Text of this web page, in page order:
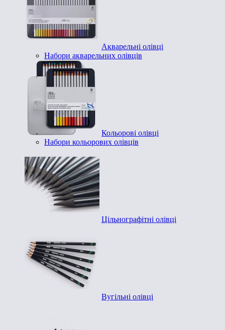
Акварельні олівці
Набори акварельних олівців
Кольорові олівці
Набори кольорових олівців
Цільнографітні олівці
Вугільні олівці